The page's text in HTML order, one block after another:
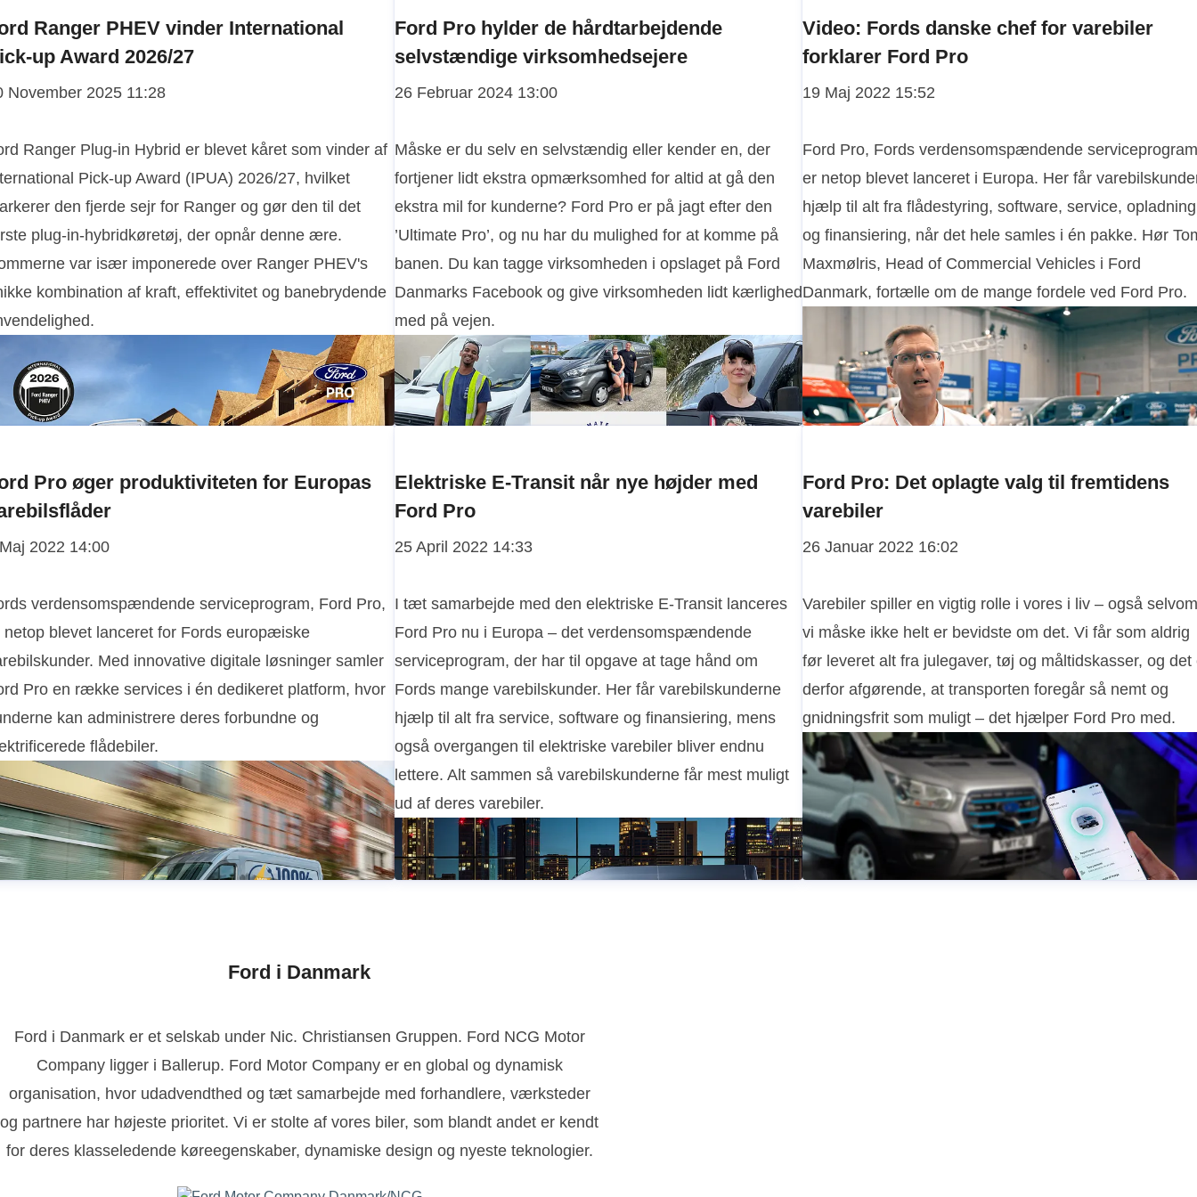
Ranger PHEV vinder International
up Award 2026/27
November 2025 11:28
Ranger Plug-in Hybrid er blevet kåret som vinder af
Pick-up Award (IPUA) 2026/27, hvilket
den fjerde sejr for Ranger og gør den til det
plug-in-hybridkøretøj, der opnår denne ære.
var især imponerede over Ranger PHEV's
kombination af kraft, effektivitet og banebrydende
Ford Pro hylder de hårdtarbejdende
selvstændige virksomhedsejere
26 Februar 2024 13:00
Måske er du selv en selvstændig eller kender en, der
fortjener lidt ekstra opmærksomhed for altid at gå den
ekstra mil for kunderne? Ford Pro er på jagt efter den
’Ultimate Pro’, og nu har du mulighed for at komme på
banen. Du kan tagge virksomheden i opslaget på Ford
Danmarks Facebook og give virksomheden lidt kærlighed
med på vejen.
Video: Fords danske chef for varebiler
forklarer Ford Pro
19 Maj 2022 15:52
Ford Pro, Fords verdensomspændende
er netop blevet lanceret i Europa. Her får
hjælp til alt fra flådestyring, software, service, opladning
og finansiering, når det hele samles i én pakke. Hør
Maxmølris, Head of Commercial Vehicles i Ford
Danmark, fortælle om de mange fordele ved Ford Pro.
Pro øger produktiviteten for Europas
2022 14:00
verdensomspændende serviceprogram, Ford Pro,
netop blevet lanceret for Fords europæiske
Med innovative digitale løsninger samler
Pro en række services i én dedikeret platform, hvor
kan administrere deres forbundne og
flådebiler.
Elektriske E-Transit når nye højder med
Ford Pro
25 April 2022 14:33
I tæt samarbejde med den elektriske E-Transit lanceres
Ford Pro nu i Europa – det verdensomspændende
serviceprogram, der har til opgave at tage hånd om
Fords mange varebilskunder. Her får varebilskunderne
hjælp til alt fra service, software og finansiering, mens
også overgangen til elektriske varebiler bliver endnu
lettere. Alt sammen så varebilskunderne får mest muligt
ud af deres varebiler.
Ford Pro: Det oplagte valg til fremtidens
varebiler
26 Januar 2022 16:02
Varebiler spiller en vigtig rolle i vores i liv – også
vi måske ikke helt er bevidste om det. Vi får som aldrig
før leveret alt fra julegaver, tøj og måltidskasser, og det
derfor afgørende, at transporten foregår så nemt og
gnidningsfrit som muligt – det hjælper Ford Pro med.
Ford i Danmark
Ford i Danmark er et selskab under Nic. Christiansen Gruppen. Ford NCG Motor
Company ligger i Ballerup. Ford Motor Company er en global og dynamisk
organisation, hvor udadvendthed og tæt samarbejde med forhandlere, værksteder
og partnere har højeste prioritet. Vi er stolte af vores biler, som blandt andet er kendt
for deres klasseledende køreegenskaber, dynamiske design og nyeste teknologier.